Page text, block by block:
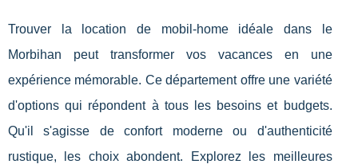
Trouver la location de mobil-home idéale dans le
Morbihan peut transformer vos vacances en une
expérience mémorable. Ce département offre une variété
d'options qui répondent à tous les besoins et budgets.
Qu'il s'agisse de confort moderne ou d'authenticité
rustique, les choix abondent. Explorez les meilleures